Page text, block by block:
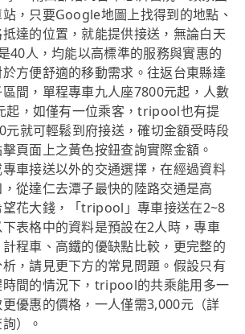
，只要Google地圖上找得到的地點、
達的位置，就能提供接送，無論白天
40人，均能以高標準的服務與實惠的
方便舒適的移動需求。往返台東縣達
間，單程專車九人座7800元起，人數
起，如僅有一位乘客，tripool也有提
元就可輕鬆到府接送，確切金額受時段
頁面上之黃色按鈕查詢實際金額。
車接送以外的交通選擇，在經過資料
從達仁去潭子最快的陸路交通是高
花大錢，「tripool」專車接送在2~8
表格中的資料是預設在2人時，專車
程車、高鐵的優缺點比較，更完整的
，請見更下方的常見問題。假設只有
間的情況下，tripool的共乘能用多一
優惠的價格，一人僅需3,000元（詳
）。